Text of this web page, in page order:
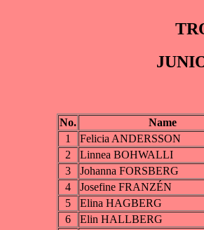
No.
Name
1
Felicia ANDERSSON
2
Linnea BOHWALLI
3
Johanna FORSBERG
4
Josefine FRANZÉN
5
Elina HAGBERG
6
Elin HALLBERG